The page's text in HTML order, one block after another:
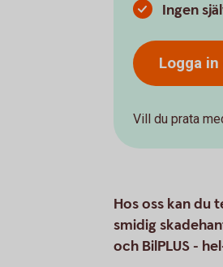
Ingen
Logga
Vill du prata
Hos oss kan du
smidig
och BilPLUS -